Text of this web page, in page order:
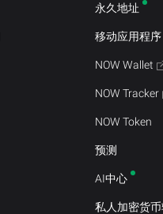
永久地址
移动应用程序
NOW Wallet
NOW Tracker
NOW Token
预测
AI中心
私人加密货